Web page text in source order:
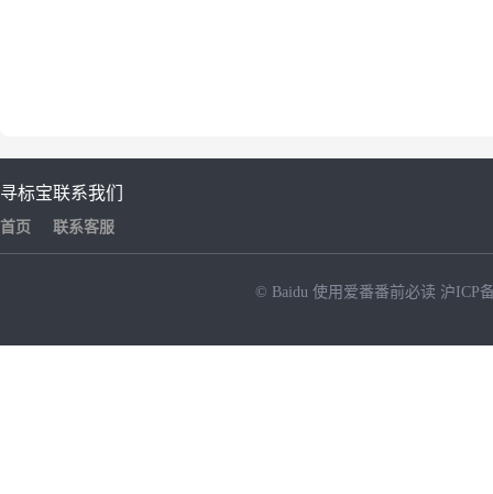
寻标宝
首页
联系我们
联系客服
© Baidu 使用爱番番前必读 沪ICP